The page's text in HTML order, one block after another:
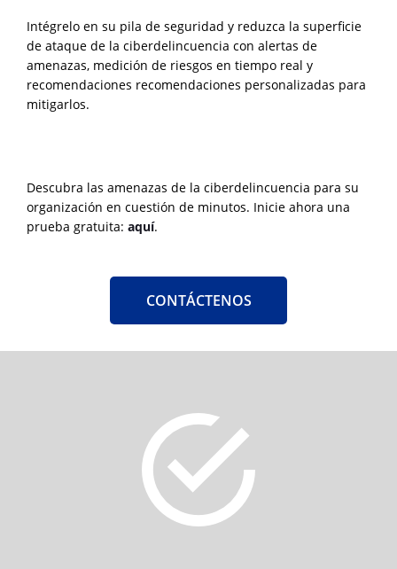
Intégrelo en su pila de seguridad y reduzca la superficie
de ataque de la ciberdelincuencia con alertas de
amenazas, medición de riesgos en tiempo real y
recomendaciones recomendaciones personalizadas para
mitigarlos.
Descubra las amenazas de la ciberdelincuencia para su
organización en cuestión de minutos. Inicie ahora una
prueba gratuita: aquí.
CONTÁCTENOS